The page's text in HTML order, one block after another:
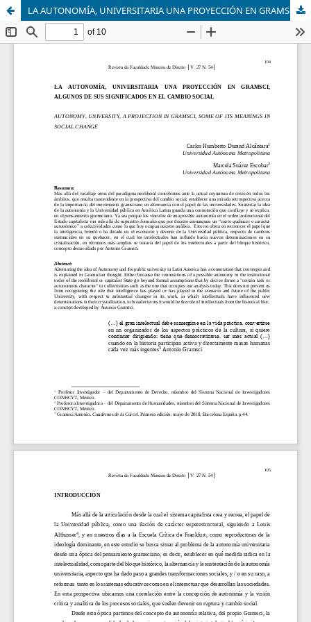
LA AUTONOMÍA, UNIVERSITARIA UNA PROYECCIÓN EN GRAMSCI, ALGUNOS DE SUS SIGNIFICADOS EN EL CAMBIO SOCIAL